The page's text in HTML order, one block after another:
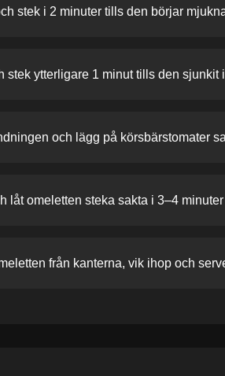
stek i 2 minuter tills den börjar
stek ytterligare 1 minut tills den sjunkit
och lägg på körsbärstomater
låt omeletten steka sakta i 3–4
från kanterna, vik ihop och